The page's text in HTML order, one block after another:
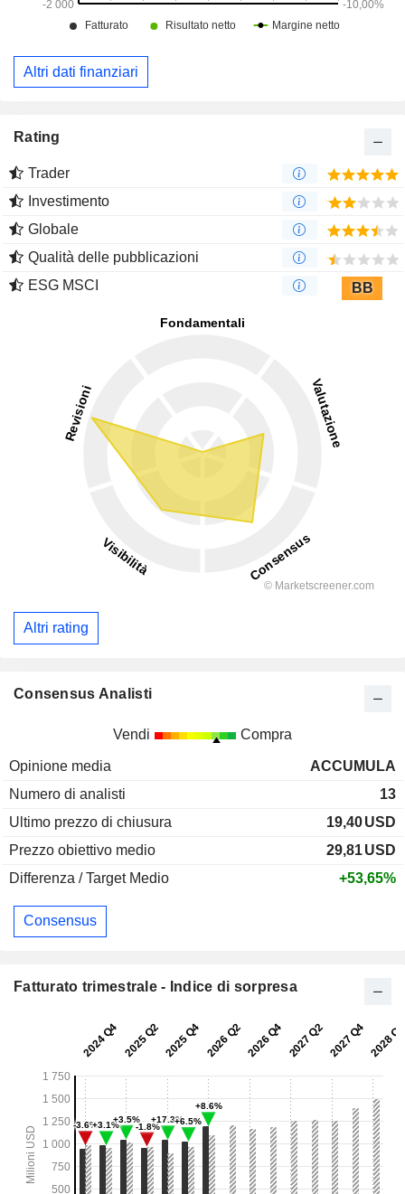
Altri dati finanziari
Rating
Trader
Investimento
Globale
Qualità delle pubblicazioni
ESG MSCI
BB
Altri rating
Consensus Analisti
Vendi Compra
Opinione media
ACCUMULA
Numero di analisti
13
Ultimo prezzo di chiusura
19,40USD
Prezzo obiettivo medio
29,81USD
Differenza / Target Medio
+53,65%
Consensus
Fatturato trimestrale - Indice di sorpresa